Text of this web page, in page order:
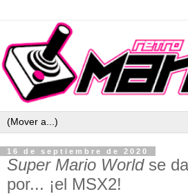
16 de septiembre de 2020
Super Mario Worldse
por... ¡el MSX2!